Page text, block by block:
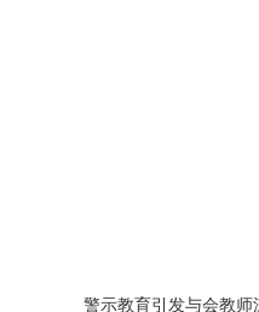
警示教育引发与会教